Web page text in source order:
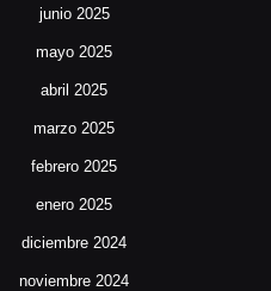
junio 2025
mayo 2025
abril 2025
marzo 2025
febrero 2025
enero 2025
diciembre 2024
noviembre 2024